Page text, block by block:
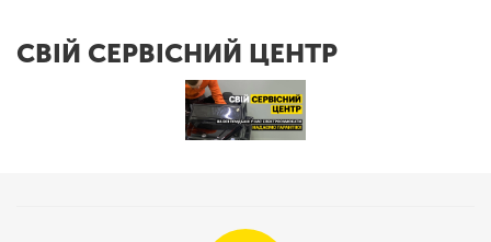
СВІЙ СЕРВІСНИЙ ЦЕНТР